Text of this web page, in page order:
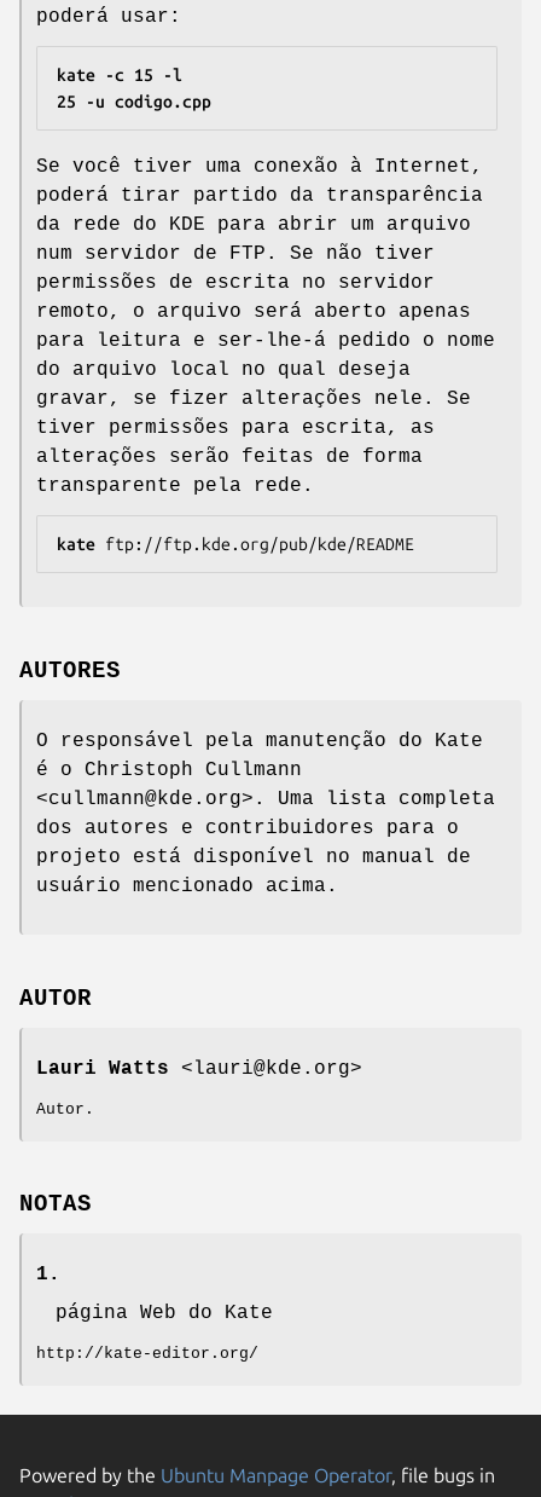
poderá usar:
kate -c 15
-l
25
-u codigo.cpp
Se você tiver uma conexão à Internet,
poderá tirar partido da transparência
da rede do KDE para abrir um arquivo
num servidor de FTP. Se não tiver
permissões de escrita no servidor
remoto, o arquivo será aberto apenas
para leitura e ser-lhe-á pedido o nome
do arquivo local no qual deseja
gravar, se fizer alterações nele. Se
tiver permissões para escrita, as
alterações serão feitas de forma
transparente pela rede.
kate ftp://ftp.kde.org/pub/kde/README
AUTORES
O responsável pela manutenção do Kate
é o Christoph Cullmann
<cullmann@kde.org>. Uma lista completa
dos autores e contribuidores para o
projeto está disponível no manual de
usuário mencionado acima.
AUTOR
Lauri Watts <lauri@kde.org>
Autor.
NOTAS
1.
página Web do Kate
http://kate-editor.org/
Powered by the Ubuntu Manpage Operator, file bugs in